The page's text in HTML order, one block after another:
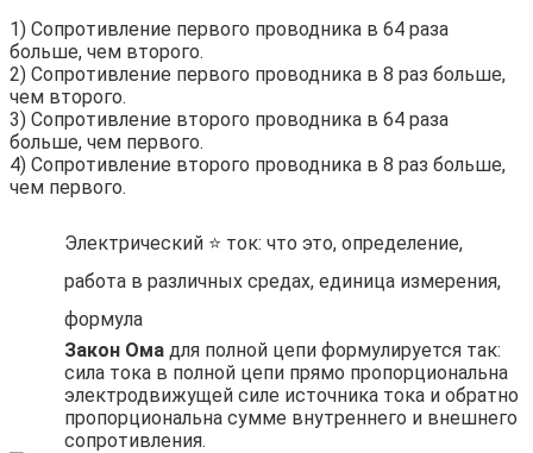
1) Сопротивление первого проводника в 64 раза
больше, чем второго.
2) Сопротивление первого проводника в 8 раз больше,
чем второго.
3) Сопротивление второго проводника в 64 раза
больше, чем первого.
4) Сопротивление второго проводника в 8 раз больше,
чем первого.
Электрический ⭐️ ток: что это, определение,
работа в различных средах, единица измерения,
формула
Закон Ома для полной цепи формулируется так:
сила тока в полной цепи прямо пропорциональна
электродвижущей силе источника тока и обратно
пропорциональна сумме внутреннего и внешнего
сопротивления.